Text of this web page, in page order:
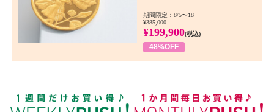
期間限定：8/5〜18
¥385,000
¥199,900(税込)
48%OFF